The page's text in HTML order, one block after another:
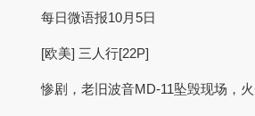
每日微语报10月5日
[欧美] 三人行[22P]
惨剧，老旧波音MD-11坠毁现场，